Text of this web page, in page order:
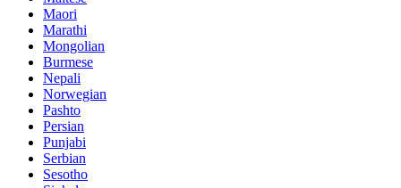
Maori
Marathi
Mongolian
Burmese
Nepali
Norwegian
Pashto
Persian
Punjabi
Serbian
Sesotho